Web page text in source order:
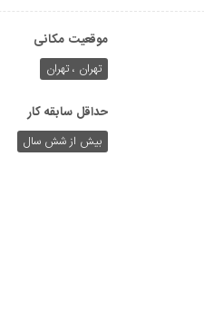
موقعیت مکانی
تهران ، تهران
حداقل سابقه کار
بیش از شش سال